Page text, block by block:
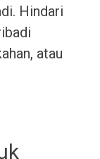
Hindari
atau